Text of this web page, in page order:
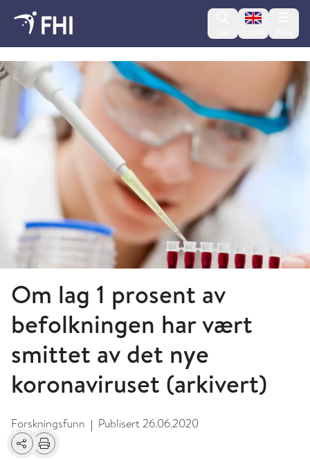
Change
Juni
Om lag 1 prosent av
befolkningen har vært
smittet av det nye
koronaviruset (arkivert)
Forskningsfunn | Publisert26.06.2020
Del Skriv ut